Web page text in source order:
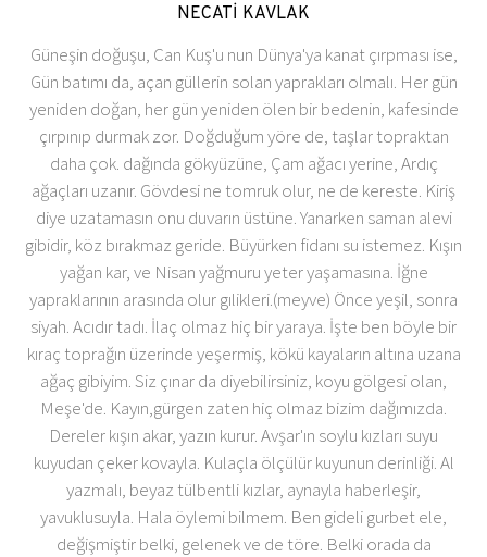
NECATİ KAVLAK
Güneşin doğuşu, Can Kuş'u nun Dünya'ya kanat çırpması ise,
Gün batımı da, açan güllerin solan yaprakları olmalı. Her gün
yeniden doğan, her gün yeniden ölen bir bedenin, kafesinde
çırpınıp durmak zor. Doğduğum yöre de, taşlar topraktan
daha çok. dağında gökyüzüne, Çam ağacı yerine, Ardıç
ağaçları uzanır. Gövdesi ne tomruk olur, ne de kereste. Kiriş
diye uzatamasın onu duvarın üstüne. Yanarken saman alevi
gibidir, köz bırakmaz geride. Büyürken fidanı su istemez. Kışın
yağan kar, ve Nisan yağmuru yeter yaşamasına. İğne
yapraklarının arasında olur gılikleri.(meyve) Önce yeşil, sonra
siyah. Acıdır tadı. İlaç olmaz hiç bir yaraya. İşte ben böyle bir
kıraç toprağın üzerinde yeşermiş, kökü kayaların altına uzana
ağaç gibiyim. Siz çınar da diyebilirsiniz, koyu gölgesi olan,
Meşe'de. Kayın,gürgen zaten hiç olmaz bizim dağımızda.
Dereler kışın akar, yazın kurur. Avşar'ın soylu kızları suyu
kuyudan çeker kovayla. Kulaçla ölçülür kuyunun derinliği. Al
yazmalı, beyaz tülbentli kızlar, aynayla haberleşir,
yavuklusuyla. Hala öylemi bilmem. Ben gideli gurbet ele,
değişmiştir belki, gelenek ve de töre. Belki orada da